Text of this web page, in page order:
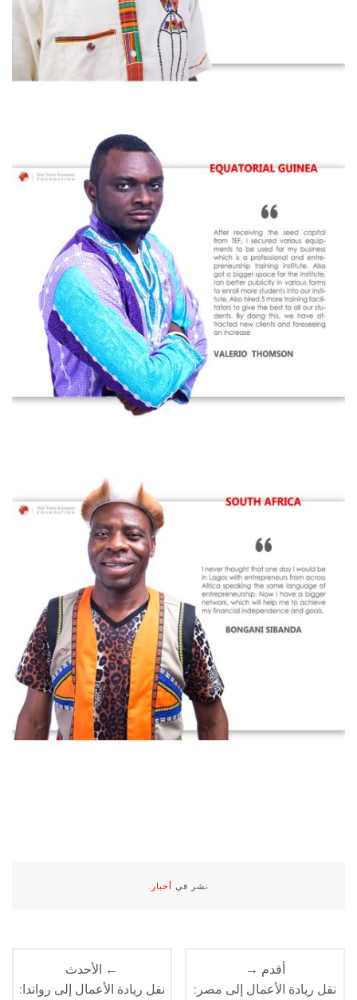
نشر في أخبار .
← الأحدث
نقل ريادة الأعمال إلى رواندا:
أقدم →
نقل ريادة الأعمال إلى مصر: